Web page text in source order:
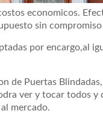
economicos.
sin compromiso
por encargo,al
de Puertas
ver y tocar todos
mercado.